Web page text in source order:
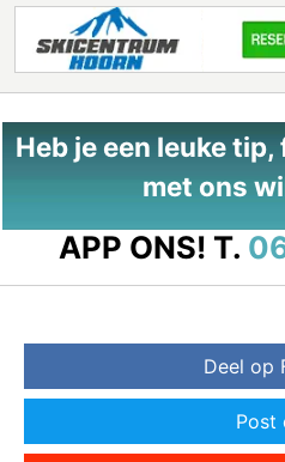
Heb je een leuke
met ons
APP ONS! T.
Deel op
Post